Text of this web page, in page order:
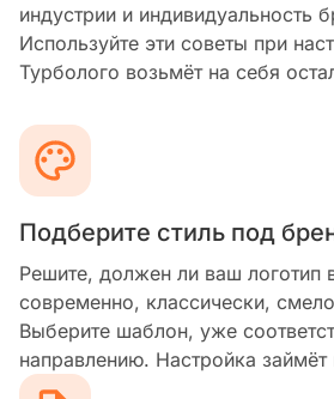
индустрии и индивидуальность
Используйте эти советы при
Турболого возьмёт на себя
Подберите стиль под
Решите, должен ли ваш логотип
современно, классически,
Выберите шаблон, уже
направлению. Настройка